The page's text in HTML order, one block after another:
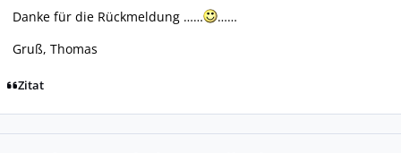
Danke für die Rückmeldung ……
……
Gruß, Thomas
Zitat